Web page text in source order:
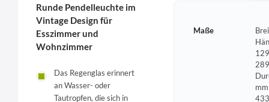
Runde Pendelleuchte im
Vintage Design für
Esszimmer und
Wohnzimmer
Das Regenglas erinnert
an Wasser- oder
Tautropfen, die sich in
Maße